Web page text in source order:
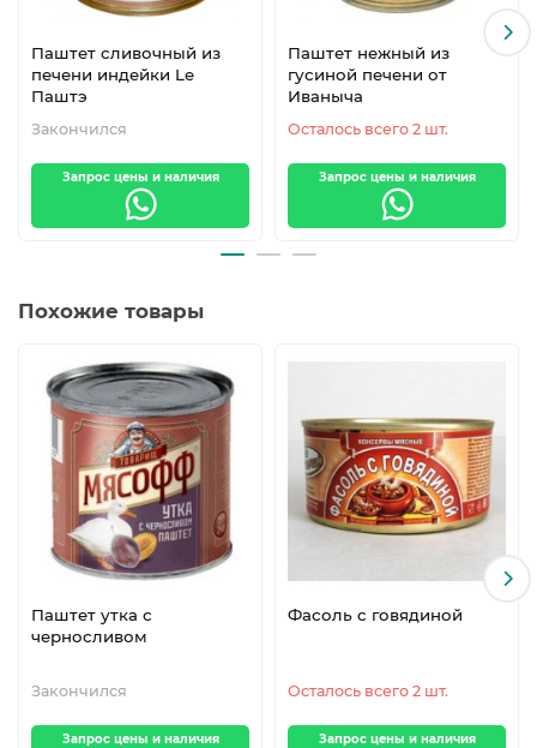
Паштет сливочный из
печени индейки Le
Паштэ
Закончился
Запрос цены и наличия
Паштет нежный из
гусиной печени от
Иваныча
Осталось всего 2 шт.
Запрос цены и наличия
Похожие товары
Паштет утка с
черносливом
Закончился
Запрос цены и наличия
Фасоль с говядиной
Осталось всего 2 шт.
Запрос цены и наличия